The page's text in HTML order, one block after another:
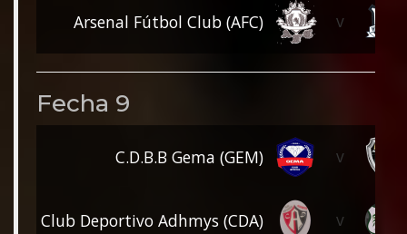
Arsenal Fútbol Club (AFC) v
Fecha 9
C.D.B.B Gema (GEM) v
Club Deportivo Adhmys (CDA) v